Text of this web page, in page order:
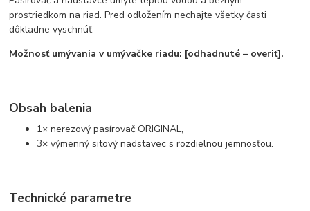
prostriedkom na riad. Pred odložením nechajte všetky časti
dôkladne vyschnúť.
Možnosť umývania v umývačke riadu: [odhadnuté – overiť].
Obsah balenia
1× nerezový pasírovač ORIGINAL,
3× výmenný sitový nadstavec s rozdielnou jemnosťou.
Technické parametre